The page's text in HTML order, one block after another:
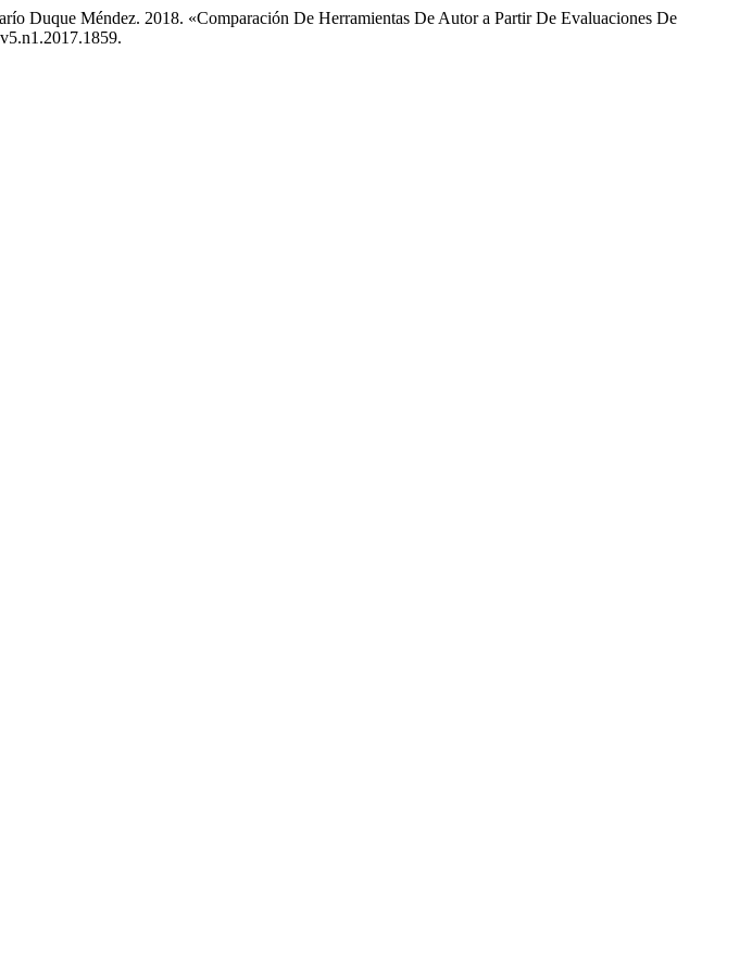
Duque Méndez. 2018. «Comparación De Herramientas De Autor a Partir De Evaluaciones De